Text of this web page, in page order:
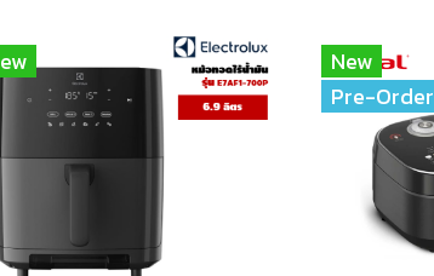
New
Pre-Order